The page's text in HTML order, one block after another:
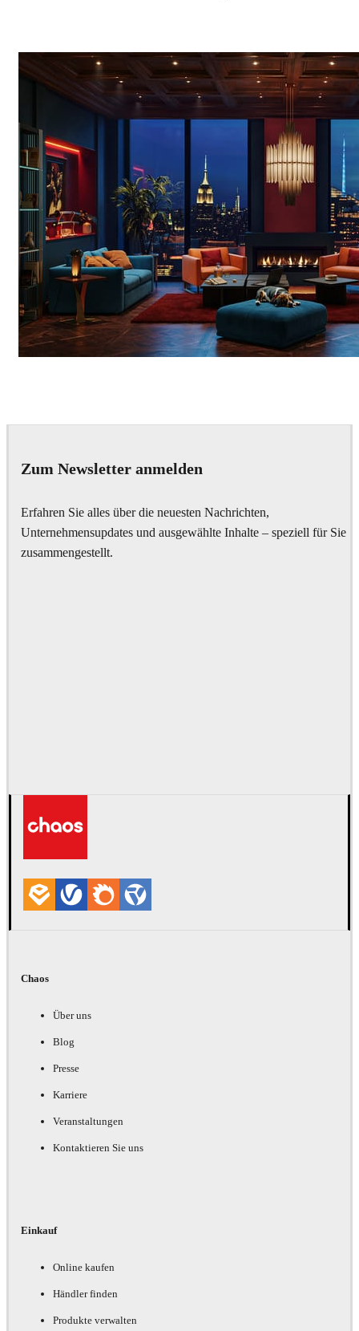
Zum Newsletter anmelden
Erfahren Sie alles über die neuesten Nachrichten,
Unternehmensupdates und ausgewählte Inhalte – speziell für Sie
zusammengestellt.
Chaos
Über uns
Blog
Presse
Karriere
Veranstaltungen
Kontaktieren Sie uns
Einkauf
Online kaufen
Händler finden
Produkte verwalten